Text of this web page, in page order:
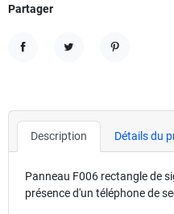
Partager
Description Détails du
Panneau F006 rectangle de
présence d'un téléphone de